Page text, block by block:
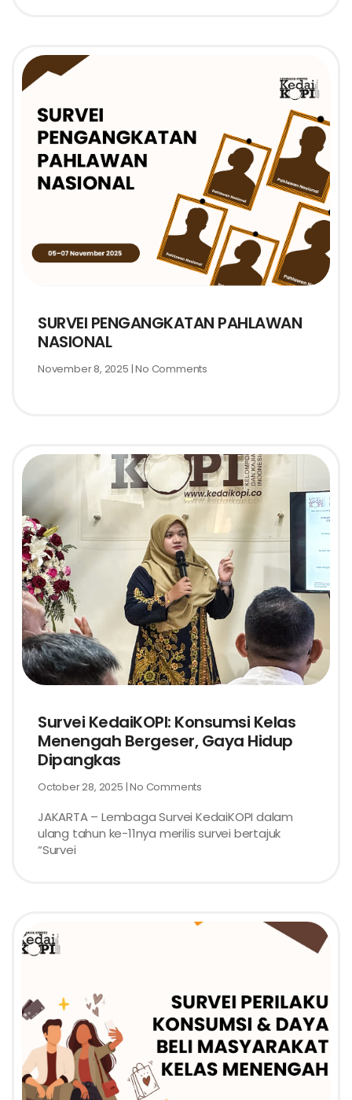
SURVEI PENGANGKATAN PAHLAWAN
NASIONAL
November 8, 2025 No Comments
Survei KedaiKOPI: Konsumsi Kelas
Menengah Bergeser, Gaya Hidup
Dipangkas
October 28, 2025 No Comments
JAKARTA – Lembaga Survei KedaiKOPI dalam
ulang tahun ke-11nya merilis survei bertajuk
“Survei